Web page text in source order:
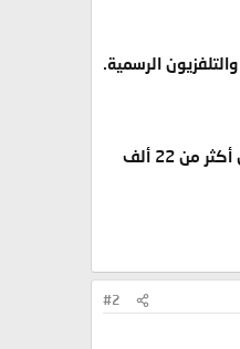
الرسمية.
- ولكن السلطات الرسمية عادت صباح الثلاثاء لتعلن ارتفاع عدد الضحايا إلى أكثر من 15 ألف قتيل، إلا أن الحصيلة قفزت مجدداً مساء اليوم ذاته، إلى أكثر من 22 ألف
#2